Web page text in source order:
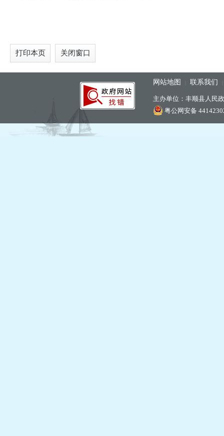
打印本页 关闭窗口
网站地图 联系我们
主办单位：丰顺县人民
粤公网安备